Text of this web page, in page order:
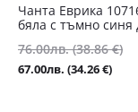
Чанта Еврика
бяла с тъмно синя
76.00лв. (38.86 €)
67.00лв. (34.26 €)